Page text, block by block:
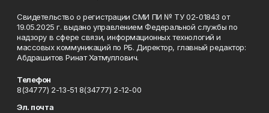
Свидетельство о регистрации СМИ ПИ № ТУ 02-01843 от
19.05.2025 г. выдано управлением Федеральной службы по
надзору в сфере связи, информационных технологий и
массовых коммуникаций по РБ. Директор, главный редактор:
Абдрашитов Ринат Хатмуллович.
Телефон
8(34777) 2-13-51 8(34777) 2-12-00
Эл. почта